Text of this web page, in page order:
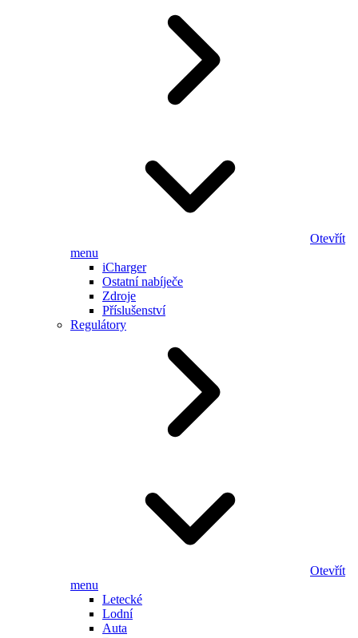
Otevřít
menu
iCharger
Ostatní nabíječe
Zdroje
Příslušenství
Regulátory
Otevřít
menu
Letecké
Lodní
Auta